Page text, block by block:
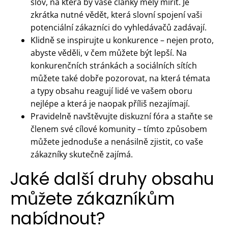
zkrátka nutné vědět, která slovní spojení vaši
potenciální zákazníci do vyhledávačů zadávají.
Klidně se inspirujte u konkurence – nejen proto,
abyste věděli, v čem můžete být lepší. Na
konkurenčních stránkách a sociálních sítích
můžete také dobře pozorovat, na která témata
a typy obsahu reagují lidé ve vašem oboru
nejlépe a která je naopak příliš nezajímají.
Pravidelně navštěvujte diskuzní fóra a staňte se
členem své cílové komunity – tímto způsobem
můžete jednoduše a nenásilně zjistit, co vaše
zákazníky skutečně zajímá.
Jaké další druhy obsahu
můžete zákazníkům
nabídnout?